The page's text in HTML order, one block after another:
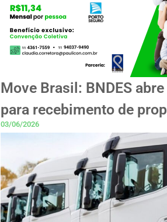
Move Brasil: BNDES
para recebimento de
03/06/2026